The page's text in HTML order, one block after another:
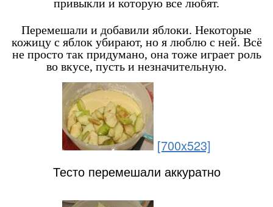
привыкли и которую все любят.
Перемешали и добавили яблоки. Некоторые
кожицу с яблок убирают, но я люблю с ней. Всё
не просто так придумано, она тоже играет роль
во вкусе, пусть и незначительную.
[700x523]
Тесто перемешали аккуратно